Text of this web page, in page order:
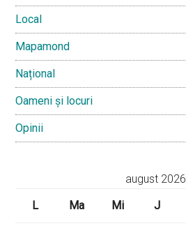
Local
Mapamond
Național
Oameni și locuri
Opinii
august 2026
L
Ma Mi J